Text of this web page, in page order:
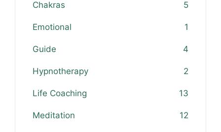
Chakras 5
Emotional 1
Guide 4
Hypnotherapy 2
Life Coaching 13
Meditation 12